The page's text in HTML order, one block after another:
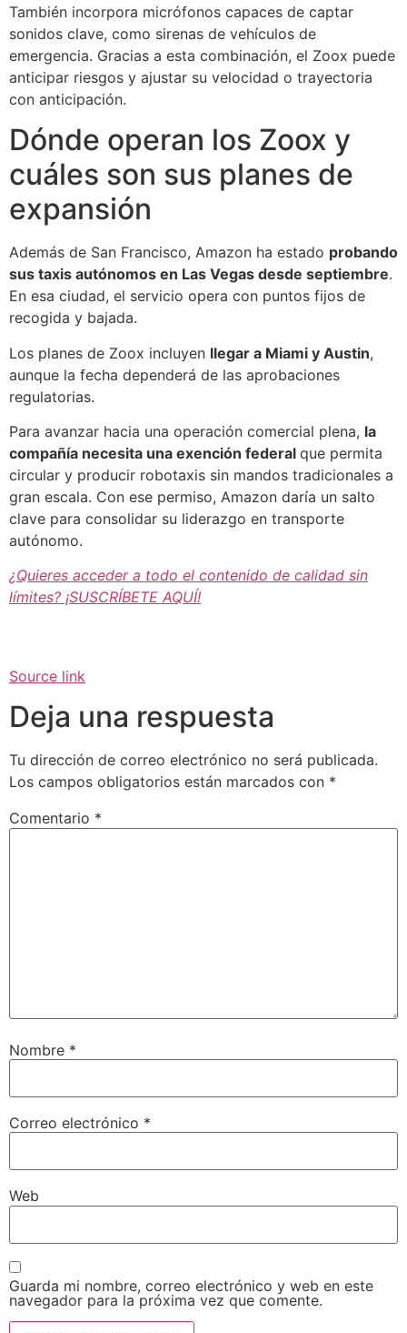
También incorpora micrófonos capaces de captar
sonidos clave, como sirenas de vehículos de
emergencia. Gracias a esta combinación, el Zoox puede
anticipar riesgos y ajustar su velocidad o trayectoria
con anticipación.
Dónde operan los Zoox y
cuáles son sus planes de
expansión
Además de San Francisco, Amazon ha estado probando
sus taxis autónomos en Las Vegas desde septiembre.
En esa ciudad, el servicio opera con puntos fijos de
recogida y bajada.
Los planes de Zoox incluyen llegar a Miami y Austin,
aunque la fecha dependerá de las aprobaciones
regulatorias.
Para avanzar hacia una operación comercial plena, la
compañía necesita una exención federal que permita
circular y producir robotaxis sin mandos tradicionales a
gran escala. Con ese permiso, Amazon daría un salto
clave para consolidar su liderazgo en transporte
autónomo.
¿Quieres acceder a todo el contenido de calidad sin
límites? ¡SUSCRÍBETE AQUÍ!
Source link
Deja una respuesta
Tu dirección de correo electrónico no será publicada.
Los campos obligatorios están marcados con *
Comentario *
Nombre *
Correo electrónico *
Web
Guarda mi nombre, correo electrónico y web en este
navegador para la próxima vez que comente.